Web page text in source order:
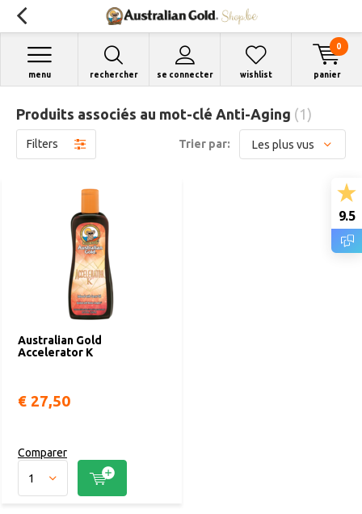
rechercher se connecter
menu wishlist panier
0
Produits associés au mot-clé Anti-Aging (1)
Filters Trier par:
Australian Gold
Accelerator K
€ 27,50
Comparer
9.5